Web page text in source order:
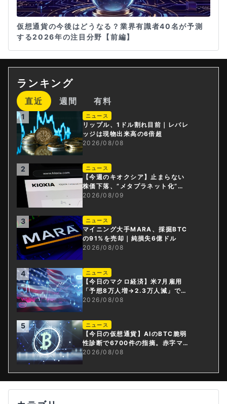
仮想通貨の今後はどうなる？業界有識者40名が予測
する2026年の注目分野【前編】
ランキング
直近 週間 有料
1 ニュース
リップル、1ドル割れ目前｜レバレ
ッジは現物出来高の6倍超
2026/08/08
2 ニュース
【今週のキオクシア】止まらない
株価下落、”メタプラネット化”の
指摘は本当？
2026/08/09
3 ニュース
マイニング大手MARA、採掘BTC
の91%を売却｜純損失6億ドル
2026/08/08
4 ニュース
【今日のマクロ経済】米7月雇用
「予想8万人増→2.3万人減」で利
上げ観測後退
2026/08/08
5 ニュース
【今日の仮想通貨】AIのBTC脆弱
性診断で6700件の指摘。赤字マイ
ニング企業はAIに賭ける
2026/08/08